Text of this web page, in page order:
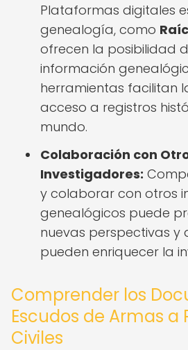
Plataformas digitales
genealogía, como
ofrecen la posibilidad
información
herramientas facilitan
acceso a registros
mundo.
Colaboración con
Investigadores:
y colaborar con otros
genealógicos puede
nuevas perspectivas y
pueden enriquecer la
Comprender los
Escudos de Armas a
Civiles